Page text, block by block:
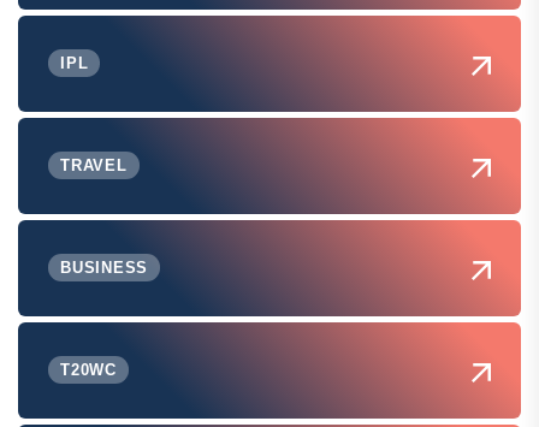
IPL
TRAVEL
BUSINESS
T20WC